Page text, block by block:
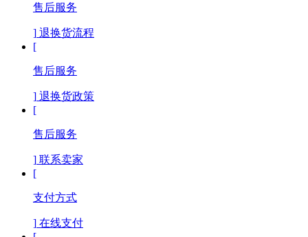
售后服务
] 退换货流程
[
售后服务
] 退换货政策
[
售后服务
] 联系卖家
[
支付方式
] 在线支付